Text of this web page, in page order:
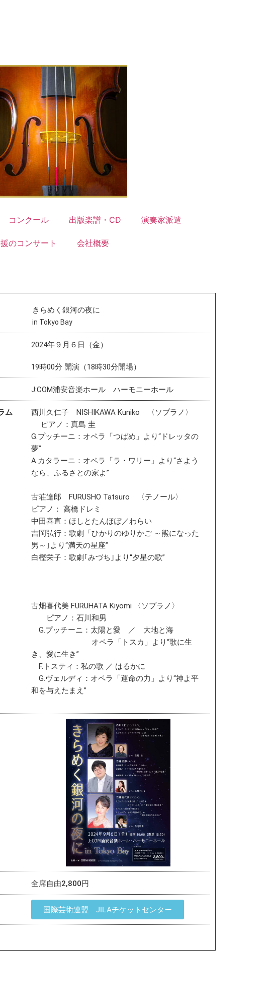
コンクール 出版楽譜・CD 演奏家派遣
のコンサート 会社概要
きらめく銀河の夜に
in Tokyo Bay
2024年９月６日（金）
19時00分 開演（18時30分開場）
J:COM浦安音楽ホール ハーモニーホール
ム
西川久仁子 NISHIKAWA Kuniko 〈ソプラノ〉
ピアノ：真島 圭
G.プッチーニ：オペラ「つばめ」より“ドレッタの
夢”
A.カタラーニ：オペラ「ラ・ワリー」より“さよう
なら、ふるさとの家よ”
古荘達郎 FURUSHO Tatsuro 〈テノール〉
ピアノ： 高橋ドレミ
中田喜直：ほしとたんぽぽ／わらい
吉岡弘行：歌劇「ひかりのゆりかご ～熊になった
男～｣より“満天の星座”
白樫栄子：歌劇｢みづち｣より“夕星の歌”
古畑喜代美 FURUHATA Kiyomi 〈ソプラノ〉
ピアノ：石川和男
G.プッチーニ：太陽と愛 ／ 大地と海
オペラ「トスカ」より“歌に生
き、愛に生き”
F.トスティ：私の歌 ／ はるかに
G.ヴェルディ：オペラ「運命の力」より“神よ平
和を与えたまえ”
全席自由2,800円
国際芸術連盟 JILAチケットセンター